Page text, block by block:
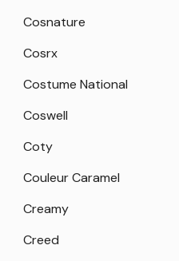
Cosnature
Cosrx
Costume National
Coswell
Coty
Couleur Caramel
Creamy
Creed